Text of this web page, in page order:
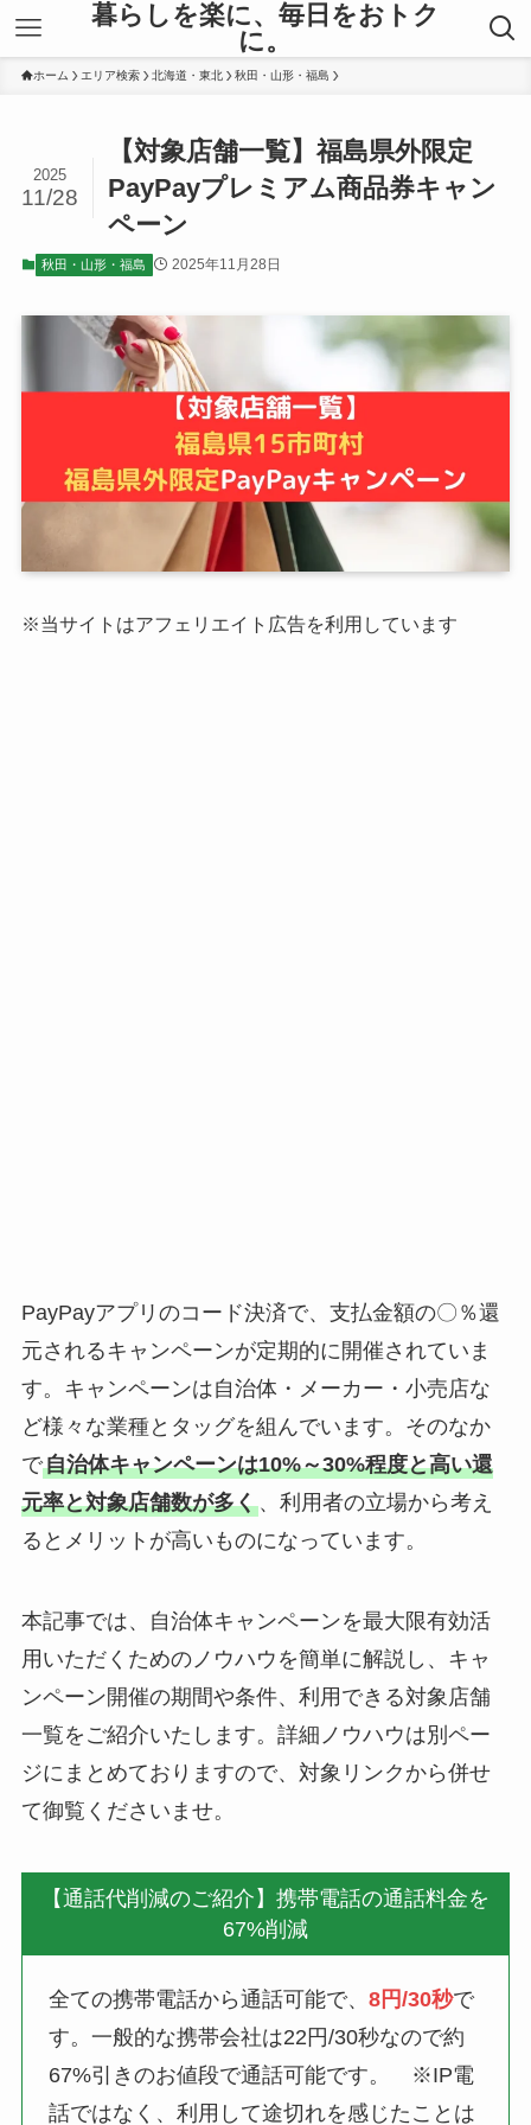
暮らしを楽に、毎日をおトク
に。
ホーム エリア検索 北海道・東北 秋田・山形・福島
【対象店舗一覧】福島県外限定
PayPayプレミアム商品券キャン
ペーン
2025
11/28
秋田・山形・福島 2025年11月28日
※当サイトはアフェリエイト広告を利用しています
PayPayアプリのコード決済で、支払金額の〇％還
元されるキャンペーンが定期的に開催されていま
す。キャンペーンは自治体・メーカー・小売店な
ど様々な業種とタッグを組んでいます。そのなか
で自治体キャンペーンは10%～30%程度と高い還
元率と対象店舗数が多く、利用者の立場から考え
るとメリットが高いものになっています。
本記事では、自治体キャンペーンを最大限有効活
用いただくためのノウハウを簡単に解説し、キャ
ンペーン開催の期間や条件、利用できる対象店舗
一覧をご紹介いたします。詳細ノウハウは別ペー
ジにまとめておりますので、対象リンクから併せ
て御覧くださいませ。
【通話代削減のご紹介】携帯電話の通話料金を
67%削減
全ての携帯電話から通話可能で、8円/30秒で
す。一般的な携帯会社は22円/30秒なので約
67%引きのお値段で通話可能です。 ※IP電
話ではなく、利用して途切れを感じたことは